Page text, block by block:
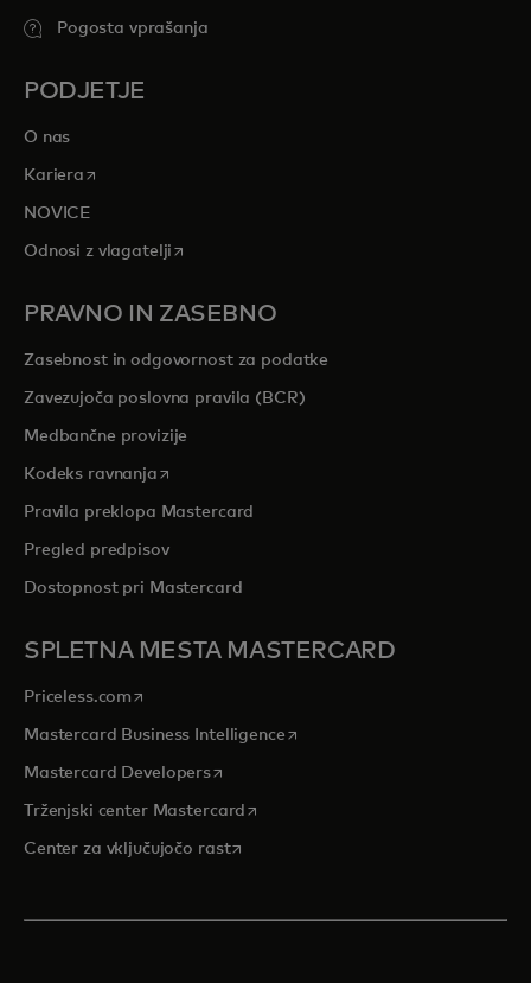
Pogosta vprašanja
PODJETJE
O nas
Kariera opens in a new tab
NOVICE
Odnosi z vlagatelji opens in a new tab
PRAVNO IN ZASEBNO
Zasebnost in odgovornost za podatke
Zavezujoča poslovna pravila (BCR)
Medbančne provizije
Kodeks ravnanjaopens in a new tab
Pravila preklopa Mastercard
Pregled predpisov
Dostopnost pri Mastercard
SPLETNA MESTA MASTERCARD
Priceless.com opens in a new tab
Mastercard Business Intelligenceopens in a new tab
Mastercard Developersopens in a new tab
Trženjski center Mastercard opens in a new tab
Center za vključujočo rastopens in a new tab